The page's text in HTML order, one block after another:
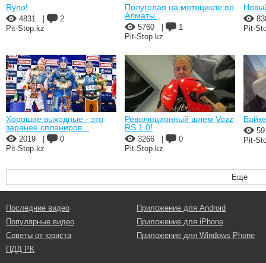
Ryno!
4831
2
Pit-Stop.kz
Полуголая на мотоцикле по
Алматы.
5760
1
Pit-Stop.kz
Pit-
Хорошие выходные - это
заранее спланиров...
2019
0
Pit-Stop.kz
Революционный шлем Vozz
RS 1.0!
3266
0
Pit-Stop.kz
Pit-
Еще
Последние видео
Популярные видео
Советы от юриста
ПДД РК
Приложение для Android
Приложение для iPhone
Приложение для Windows Phone